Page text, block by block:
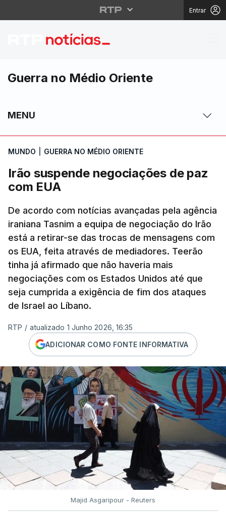
Entrar
Irão suspende
Guerra no Médio Oriente
MENU
MUNDO GUERRA NO MÉDIO ORIENTE
Irão suspende negociações de paz
com EUA
De acordo com notícias avançadas pela agência
iraniana Tasnim a equipa de negociação do Irão
está a retirar-se das trocas de mensagens com
os EUA, feita através de mediadores. Teerão
tinha já afirmado que não haveria mais
negociações com os Estados Unidos até que
seja cumprida a exigência de fim dos ataques
de Israel ao Líbano.
RTP / atualizado 1 Junho 2026, 16:35
ADICIONAR COMO FONTE INFORMATIVA
Majid Asgaripour - Reuters